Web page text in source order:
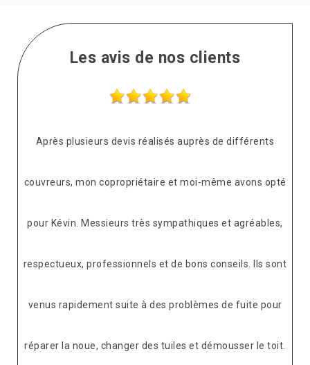
Les avis de nos clients
Après plusieurs devis réalisés auprès de différents
couvreurs, mon copropriétaire et moi-même avons opté
pour Kévin. Messieurs très sympathiques et agréables,
respectueux, professionnels et de bons conseils. Ils sont
venus rapidement suite à des problèmes de fuite pour
réparer la noue, changer des tuiles et démousser le toit.